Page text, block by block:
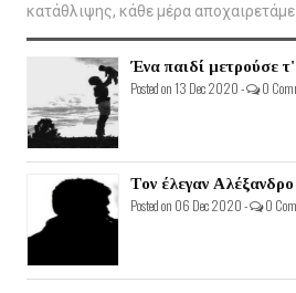
κατάθλιψης, κάθε μέρα αποχαιρετάμε
Ένα παιδί μετρούσε
Posted on 13 Dec 2020 - 0
Τον έλεγαν Αλέξανδρο
Posted on 06 Dec 2020 - 0